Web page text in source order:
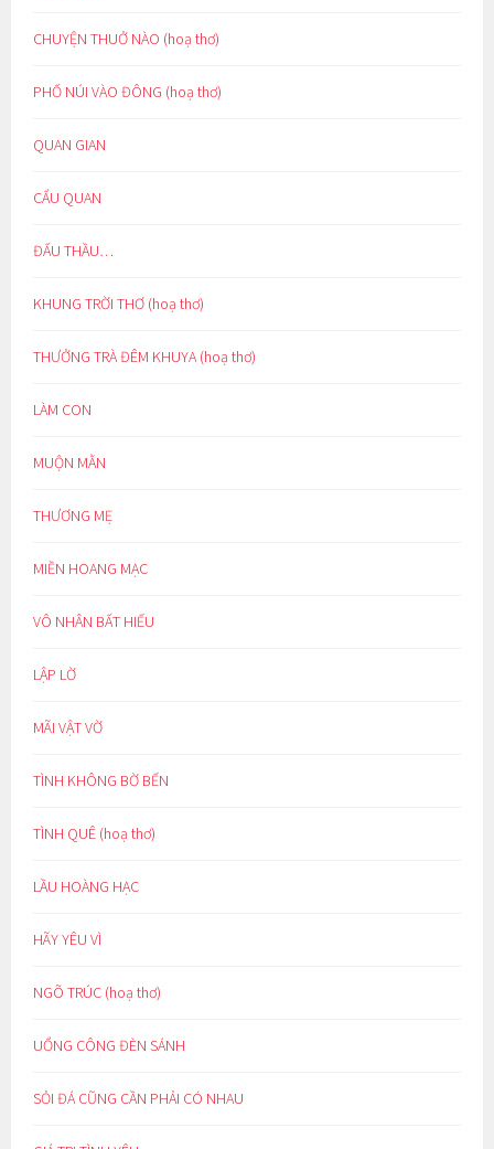
CHUYỆN THUỞ NÀO (hoạ thơ)
PHỐ NÚI VÀO ĐÔNG (hoạ thơ)
QUAN GIAN
CẨU QUAN
ĐẤU THẦU…
KHUNG TRỜI THƠ (hoạ thơ)
THƯỞNG TRÀ ĐÊM KHUYA (hoạ thơ)
LÀM CON
MUỘN MẰN
THƯƠNG MẸ
MIỀN HOANG MẠC
VÔ NHÂN BẤT HIẾU
LẬP LỜ
MÃI VẬT VỜ
TÌNH KHÔNG BỜ BẾN
TÌNH QUÊ (hoạ thơ)
LẦU HOÀNG HẠC
HÃY YÊU VÌ
NGÕ TRÚC (hoạ thơ)
UỔNG CÔNG ĐÈN SÁNH
SỎI ĐÁ CŨNG CẦN PHẢI CÓ NHAU